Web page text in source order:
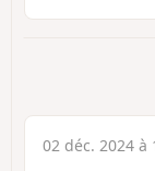
02 déc. 2024 à